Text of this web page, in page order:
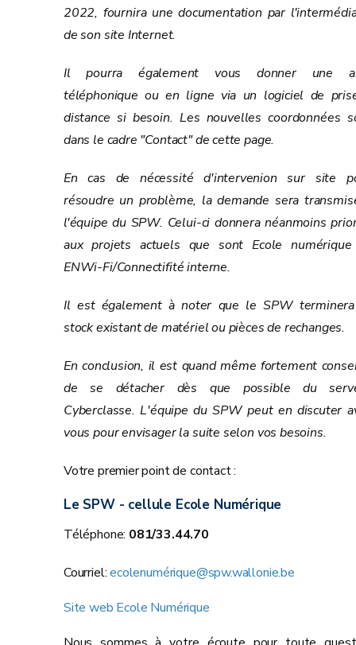
2022, fournira une documentation par
de son site Internet.
Il pourra également vous donner une
téléphonique ou en ligne via un logiciel de
distance si besoin. Les nouvelles coordonnées
dans le cadre "Contact" de cette page.
En cas de nécessité d'intervenion sur site
résoudre un problème, la demande sera
l'équipe du SPW. Celui-ci donnera néanmoins
aux projets actuels que sont Ecole
ENWi-Fi/Connectifité interne.
Il est également à noter que le SPW
stock existant de matériel ou pièces de rechanges.
En conclusion, il est quand même fortement
de se détacher dès que possible du
Cyberclasse. L'équipe du SPW peut en discuter
vous pour envisager la suite selon vos besoins.
Votre premier point de contact :
Le SPW - cellule Ecole Numérique
Téléphone: 081/33.44.70
Courriel:ecolenumérique@spw.wallonie.be
Site web Ecole Numérique